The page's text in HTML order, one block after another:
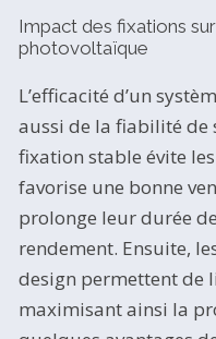
Impact des fixations
photovoltaïque
L’efficacité d’un
aussi de la fiabilité de
fixation stable évite
favorise une bonne
prolonge leur durée
rendement. Ensuite,
design permettent de
maximisant ainsi la